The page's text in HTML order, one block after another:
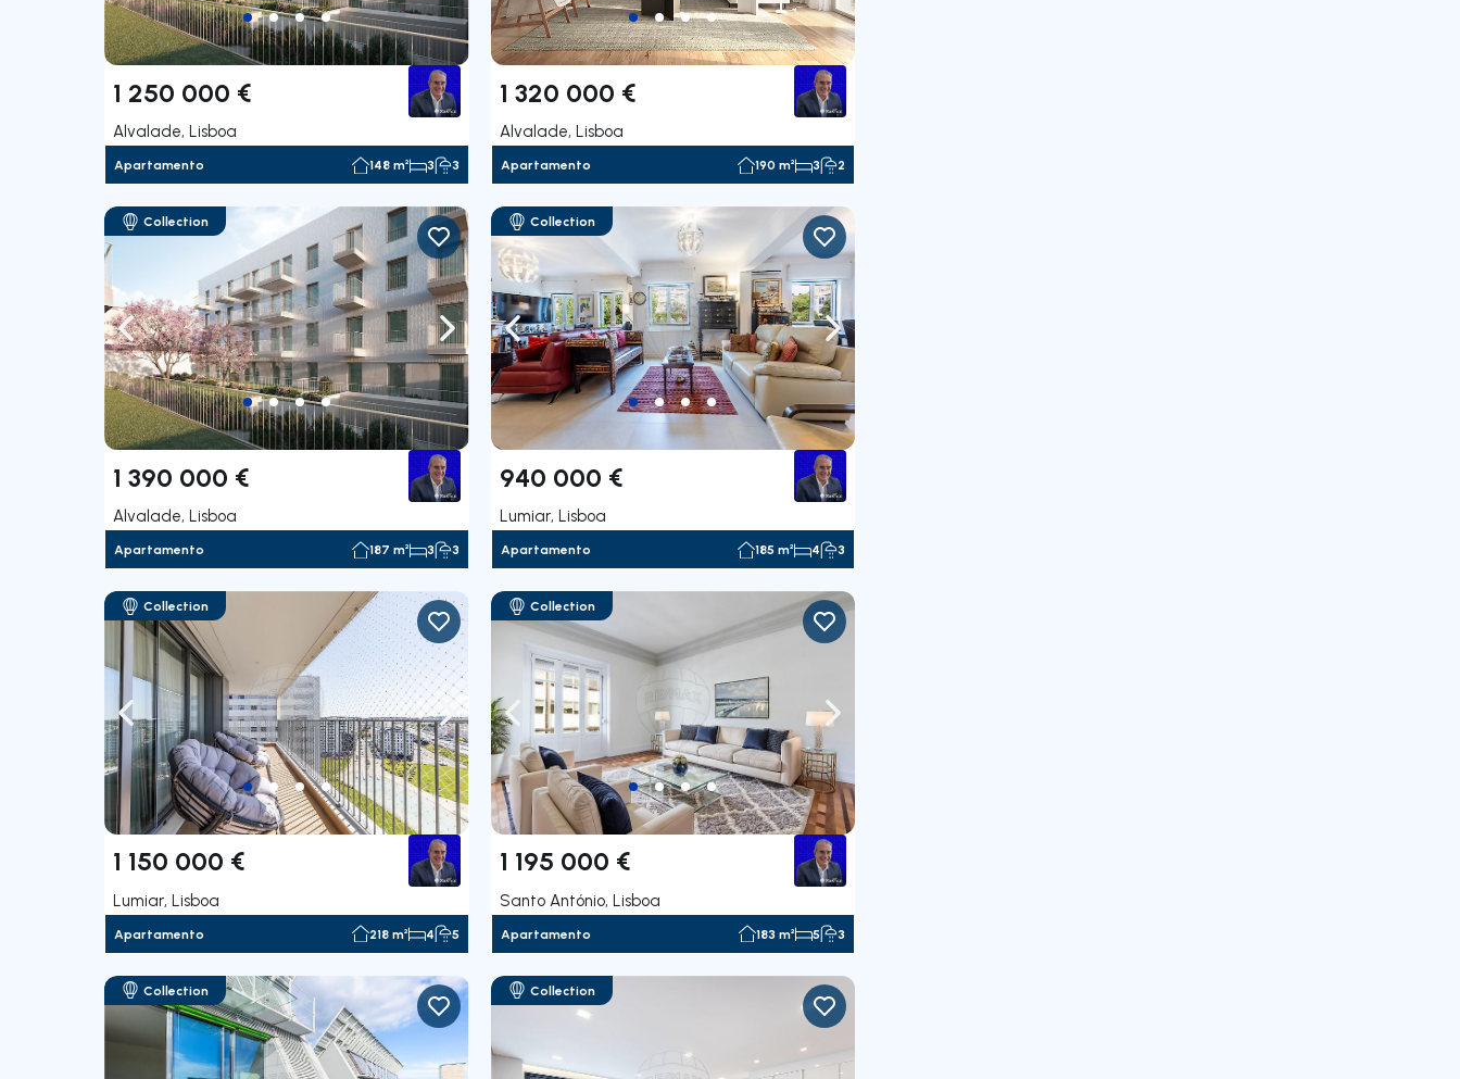
1 250 000 €
Alvalade, Lisboa
Apartamento 148 m² 3 3
1 320 000 €
Alvalade, Lisboa
Apartamento 190 m² 3 2
Navegação para a esquerda Navegação para a direita
Collection
1 390 000 €
Alvalade, Lisboa
Apartamento 187 m² 3 3
Navegação para a esquerda Navegação para a direita
Collection
940 000 €
Lumiar, Lisboa
Apartamento 185 m² 4 3
Navegação para a esquerda Navegação para a direita
Collection
1 150 000 €
Lumiar, Lisboa
Apartamento 218 m² 4 5
Navegação para a esquerda Navegação para a direita
Collection
1 195 000 €
Santo António, Lisboa
Apartamento 183 m² 5 3
Collection Collection